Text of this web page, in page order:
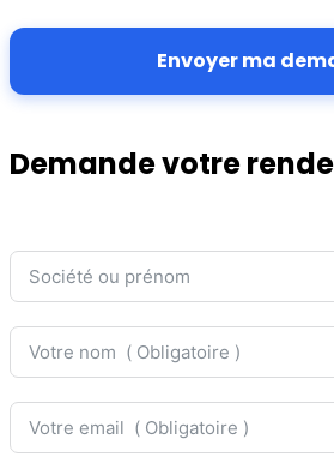
Envoyer ma
Demande votre